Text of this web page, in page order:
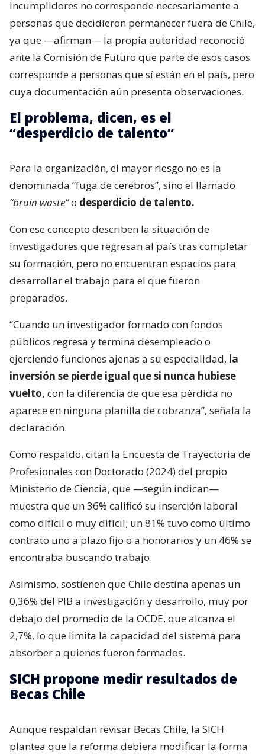
incumplidores no corresponde necesariamente a
personas que decidieron permanecer fuera de Chile,
ya que —afirman— la propia autoridad reconoció
ante la Comisión de Futuro que parte de esos casos
corresponde a personas que sí están en el país, pero
cuya documentación aún presenta observaciones.
El problema, dicen, es el
“desperdicio de talento”
Para la organización, el mayor riesgo no es la
denominada “fuga de cerebros”, sino el llamado
“brain waste”o desperdicio de talento.
Con ese concepto describen la situación de
investigadores que regresan al país tras completar
su formación, pero no encuentran espacios para
desarrollar el trabajo para el que fueron
preparados.
“Cuando un investigador formado con fondos
públicos regresa y termina desempleado o
ejerciendo funciones ajenas a su especialidad, la
inversión se pierde igual que si nunca hubiese
vuelto, con la diferencia de que esa pérdida no
aparece en ninguna planilla de cobranza”, señala la
declaración.
Como respaldo, citan la Encuesta de Trayectoria de
Profesionales con Doctorado (2024) del propio
Ministerio de Ciencia, que —según indican—
muestra que un 36% calificó su inserción laboral
como difícil o muy difícil; un 81% tuvo como último
contrato uno a plazo fijo o a honorarios y un 46% se
encontraba buscando trabajo.
Asimismo, sostienen que Chile destina apenas un
0,36% del PIB a investigación y desarrollo, muy por
debajo del promedio de la OCDE, que alcanza el
2,7%, lo que limita la capacidad del sistema para
absorber a quienes fueron formados.
SICH propone medir resultados de
Becas Chile
Aunque respaldan revisar Becas Chile, la SICH
plantea que la reforma debiera modificar la forma